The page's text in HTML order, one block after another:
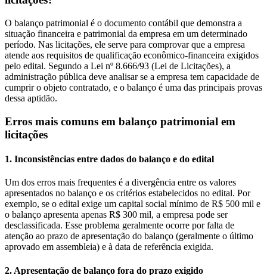
O balanço patrimonial é o documento contábil que demonstra a
situação financeira e patrimonial da empresa em um determinado
período. Nas licitações, ele serve para comprovar que a empresa
atende aos requisitos de qualificação econômico-financeira exigidos
pelo edital. Segundo a Lei nº 8.666/93 (Lei de Licitações), a
administração pública deve analisar se a empresa tem capacidade de
cumprir o objeto contratado, e o balanço é uma das principais provas
dessa aptidão.
Erros mais comuns em balanço patrimonial em
licitações
1. Inconsistências entre dados do balanço e do edital
Um dos erros mais frequentes é a divergência entre os valores
apresentados no balanço e os critérios estabelecidos no edital. Por
exemplo, se o edital exige um capital social mínimo de R$ 500 mil e
o balanço apresenta apenas R$ 300 mil, a empresa pode ser
desclassificada. Esse problema geralmente ocorre por falta de
atenção ao prazo de apresentação do balanço (geralmente o último
aprovado em assembleia) e à data de referência exigida.
2. Apresentação de balanço fora do prazo exigido